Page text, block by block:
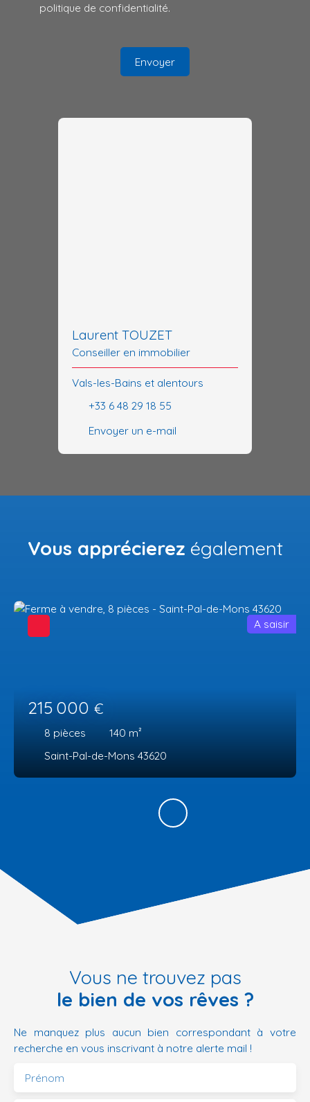
politique de confidentialité.
Envoyer
Laurent TOUZET
Conseiller en immobilier
Vals-les-Bains et alentours
+33 6 48 29 18 55
Envoyer un e-mail
Vous apprécierez également
215 000 €
8 pièces 140 m²
Saint-Pal-de-Mons 43620
A saisir
Vous ne trouvez pas
le bien de vos rêves ?
Ne manquez plus aucun bien correspondant à votre
recherche en vous inscrivant à notre alerte mail !
Prénom